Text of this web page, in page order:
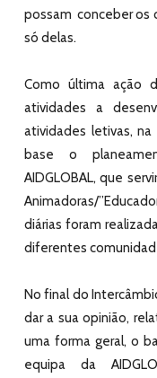
possam conceber os
só delas.
Como última ação
atividades a
atividades letivas,
base o
AIDGLOBAL, que
Animadoras/
diárias foram
diferentes
No final do
dar a sua opinião,
uma forma geral, o
equipa da